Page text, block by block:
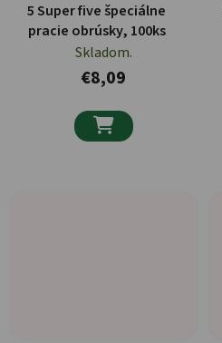
5 Super five špeciálne
pracie obrúsky, 100ks
Skladom.
€8,09
